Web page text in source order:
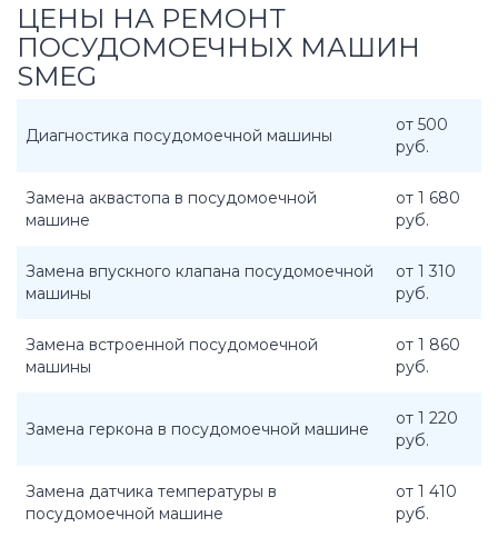
ЦЕНЫ НА РЕМОНТ
ПОСУДОМОЕЧНЫХ МАШИН
SMEG
Диагностика посудомоечной машины
от 500
руб.
Замена аквастопа в посудомоечной
машине
от 1 680
руб.
Замена впускного клапана посудомоечной
машины
от 1 310
руб.
Замена встроенной посудомоечной
машины
от 1 860
руб.
Замена геркона в посудомоечной машине
от 1 220
руб.
Замена датчика температуры в
посудомоечной машине
от 1 410
руб.